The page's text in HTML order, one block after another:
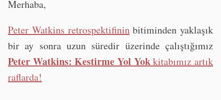
Merhaba,
Peter Watkins retrospektifininbitiminden yaklaşık
bir ay sonra uzun süredir üzerinde çalıştığımız
Peter Watkins: Kestirme Yol Yokkitabımız artık
raflarda!